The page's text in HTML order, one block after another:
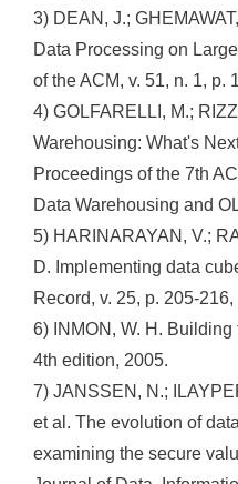
3) DEAN, J.;
Data Processing on
of the ACM, v. 51, n. 1, p.
4) GOLFARELLI, M.;
Warehousing: What's
Proceedings of the 7th
Data Warehousing and
5) HARINARAYAN, V.;
D. Implementing data
Record, v. 25, p. 205-216,
6) INMON, W. H.
4th edition, 2005.
7) JANSSEN, N.;
et al. The evolution of
examining the secure